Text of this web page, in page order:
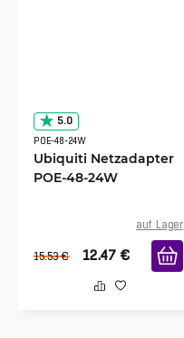
5.0
POE-48-24W
Ubiquiti Netzadapter
POE-48-24W
auf Lager
15.53 € 12.47 €